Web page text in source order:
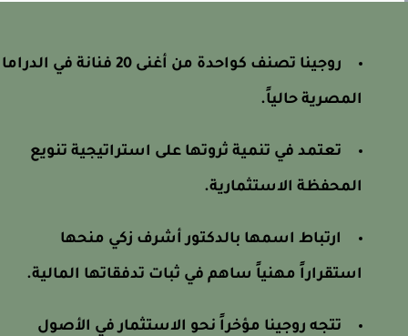
روجينا تصنف كواحدة من أغنى 20 فنانة في الدراما
المصرية حالياً.
تعتمد في تنمية ثروتها على استراتيجية تنويع
المحفظة الاستثمارية.
ارتباط اسمها بالدكتور أشرف زكي منحها
استقراراً مهنياً ساهم في ثبات تدفقاتها المالية.
تتجه روجينا مؤخراً نحو الاستثمار في الأصول